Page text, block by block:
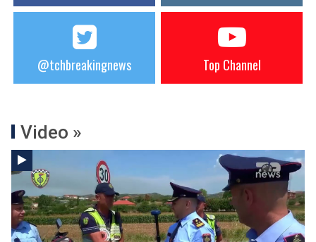
@tchbreakingnews Top Channel
Video »